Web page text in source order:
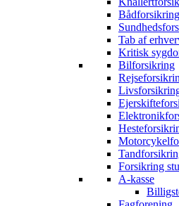
Bådforsikring
Tab af
Kritisk
Bilforsikring
Forsikring
A-kasse